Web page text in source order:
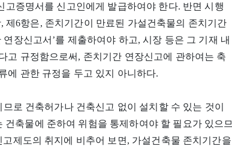
증명서를 신고인에게 발급하여야 한다. 반면 시행
제6항은, 존치기간이 만료된 가설건축물의 존치기간
장신고서’를 제출하여야 하고, 시장 등은 그 기재 내
고 규정함으로써, 존치기간 연장신고에 관하여는 축
에 관한 규정을 두고 있지 아니하다.
로 건축허가나 건축신고 없이 설치할 수 있는 것이
축물에 준하여 위험을 통제하여야 할 필요가 있으므
제도의 취지에 비추어 보면, 가설건축물 존치기간을